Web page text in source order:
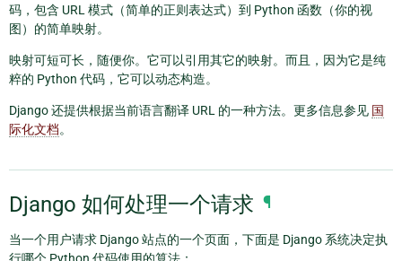
码，包含 URL 模式（简单的正则表达式）到 Python 函数（你的视
图）的简单映射。
映射可短可长，随便你。它可以引用其它的映射。而且，因为它是纯
粹的 Python 代码，它可以动态构造。
Django 还提供根据当前语言翻译 URL 的一种方法。更多信息参见 国
际化文档。
Django 如何处理一个请求 ¶
当一个用户请求 Django 站点的一个页面，下面是 Django 系统决定执